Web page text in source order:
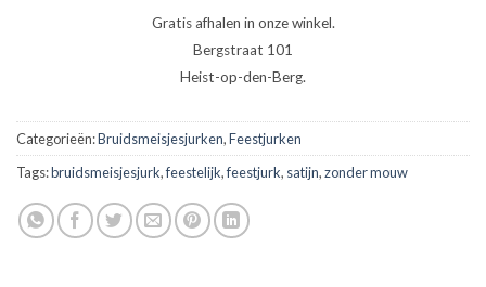
Gratis afhalen in onze winkel.
Bergstraat 101
Heist-op-den-Berg.
Categorieën:Bruidsmeisjesjurken,Feestjurken
Tags:bruidsmeisjesjurk,feestelijk,feestjurk, satijn,zonder mouw